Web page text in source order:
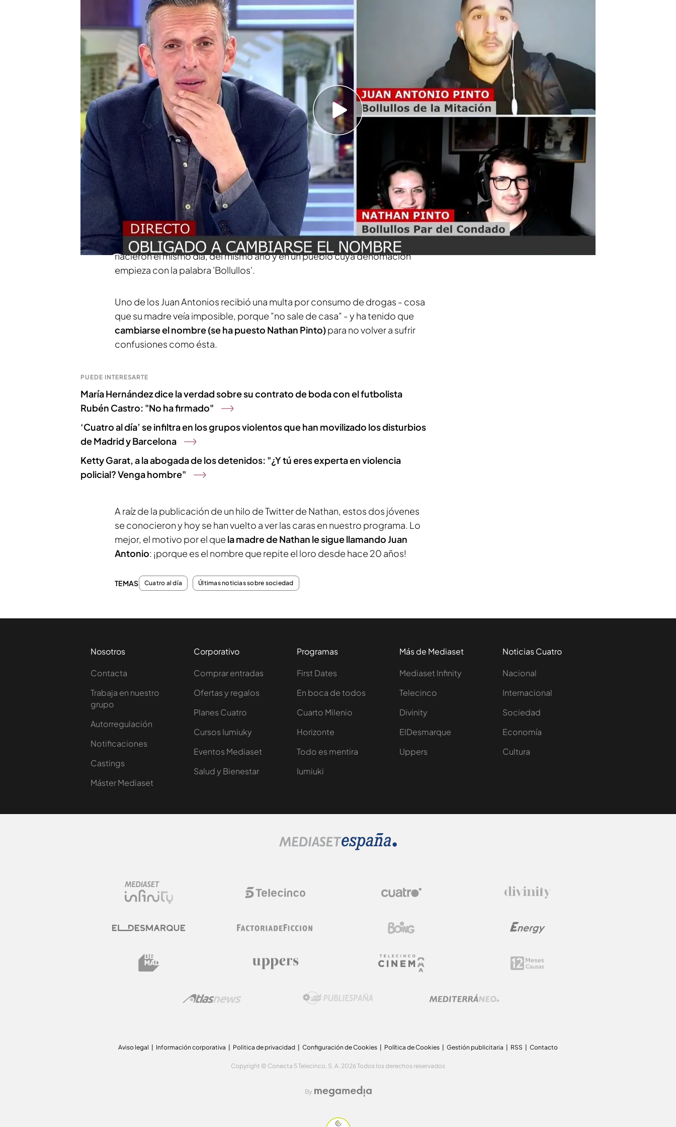
19 FEB 2021 - 20:15h.
'Cuatro al día' hace una conexión en directo entre el verdadero Juan
Antonio Pinto , al que iban dirigidas las multas, y el ahora llamado
Nathan
Los dos se llamaban igual, pero uno vive en Bollullos de la Mitación y
Bollullos Par del Condado
También nacieron el mismo día, del mismo mes y el mismo año y
ambos viven en pueblos que se llaman Bollullos
Compartir
'Cuatro al día' ha puesto en contacto a
Juan Antonio Pinto y a Juan
Antonio Pinto, dos jóvenes con la misma edad y elmismo nombre y
apellido, pero que no tienen nada que ver el uno con el otro. Los dos
nacieron el mismo día, del mismo año y en un pueblo cuya denomación
empieza con la palabra 'Bollullos'.
Uno de los Juan Antonios recibió una multa por consumo de drogas - cosa
que su madre veía imposible, porque "no sale de casa" - y ha tenido que
cambiarse el nombre (se ha puesto Nathan Pinto)para no volver a sufrir
confusiones como ésta.
PUEDE INTERESARTE
María Hernández dice la verdad sobre su contrato de boda con el futbolista
Rubén Castro: "No ha firmado"
‘Cuatro al día’ se infiltra en los grupos violentos que han movilizado los disturbios
de Madrid y Barcelona
Ketty Garat, a la abogada de los detenidos: "¿Y tú eres experta en violencia
policial? Venga hombre"
A raíz de la publicación de un hilo de Twitter de Nathan, estos dos jóvenes
se conocieron y hoy se han vuelto a ver las caras en nuestro programa. Lo
mejor, el motivo por el que la madre de Nathan le sigue llamando Juan
Antonio: ¡porque es el nombre que repite el loro desde hace 20 años!
TEMAS Cuatro al día Últimas noticias sobre sociedad
Nosotros
Contacta
Trabaja en nuestro
grupo
Autorregulación
Notificaciones
Castings
Máster Mediaset
Corporativo
Comprar entradas
Ofertas y regalos
Planes Cuatro
Cursos Iumiuky
Eventos Mediaset
Salud y Bienestar
Programas
First Dates
En boca de todos
Cuarto Milenio
Horizonte
Todo es mentira
Iumiuki
Más de Mediaset
Mediaset Infinity
Telecinco
Divinity
ElDesmarque
Uppers
Noticias Cuatro
Nacional
Internacional
Sociedad
Economía
Cultura
Aviso legal Información corporativa Politica de privacidad Configuración de Cookies Política de Cookies Gestión publicitaria RSS Contacto
Copyright © Conecta 5 Telecinco, S. A. 2026 Todos los derechos reservados
By